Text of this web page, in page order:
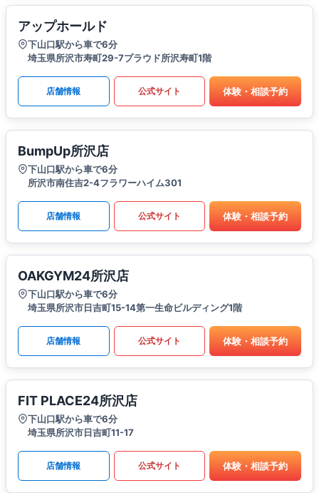
アップホールド
下山口駅から車で6分
埼玉県所沢市寿町29-7プラウド所沢寿町1階
店舗情報 公式サイト 体験・相談予約
BumpUp所沢店
下山口駅から車で6分
所沢市南住吉2-4フラワーハイム301
店舗情報 公式サイト 体験・相談予約
OAKGYM24所沢店
下山口駅から車で6分
埼玉県所沢市日吉町15-14第一生命ビルディング1階
店舗情報 公式サイト 体験・相談予約
FIT PLACE24所沢店
下山口駅から車で6分
埼玉県所沢市日吉町11-17
店舗情報 公式サイト 体験・相談予約